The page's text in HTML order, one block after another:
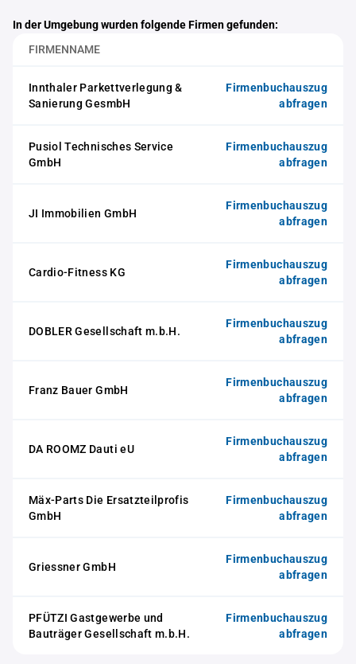
In der Umgebung wurden folgende Firmen gefunden:
FIRMENNAME
Innthaler Parkettverlegung &
Sanierung GesmbH
Firmenbuchauszug
abfragen
Pusiol Technisches Service
GmbH
Firmenbuchauszug
abfragen
JI Immobilien GmbH
Firmenbuchauszug
abfragen
Cardio-Fitness KG
Firmenbuchauszug
abfragen
DOBLER Gesellschaft m.b.H.
Firmenbuchauszug
abfragen
Franz Bauer GmbH
Firmenbuchauszug
abfragen
DA ROOMZ Dauti eU
Firmenbuchauszug
abfragen
Mäx-Parts Die Ersatzteilprofis
GmbH
Firmenbuchauszug
abfragen
Griessner GmbH
Firmenbuchauszug
abfragen
PFÜTZI Gastgewerbe und
Bauträger Gesellschaft m.b.H.
Firmenbuchauszug
abfragen